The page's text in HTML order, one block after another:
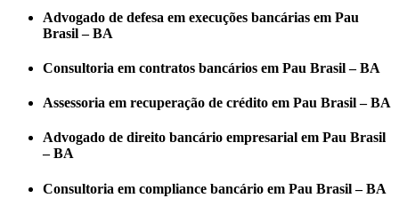
Advogado de defesa em execuções bancárias em Pau
Brasil – BA
Consultoria em contratos bancários em Pau Brasil – BA
Assessoria em recuperação de crédito em Pau Brasil – BA
Advogado de direito bancário empresarial em Pau Brasil
– BA
Consultoria em compliance bancário em Pau Brasil – BA